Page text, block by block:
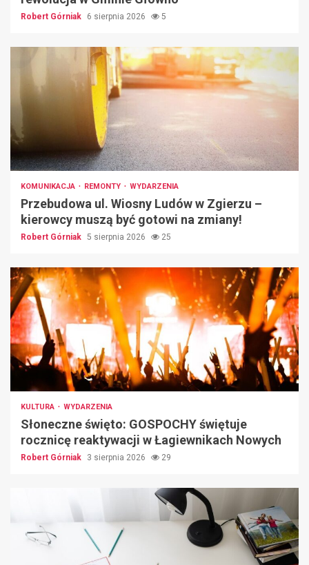
Robert Górniak 6 sierpnia 2026 5
KOMUNIKACJA REMONTY WYDARZENIA
Przebudowa ul. Wiosny Ludów w Zgierzu –
kierowcy muszą być gotowi na zmiany!
Robert Górniak 5 sierpnia 2026 25
KULTURA WYDARZENIA
Słoneczne święto: GOSPOCHY świętuje
rocznicę reaktywacji w Łagiewnikach Nowych
Robert Górniak 3 sierpnia 2026 29